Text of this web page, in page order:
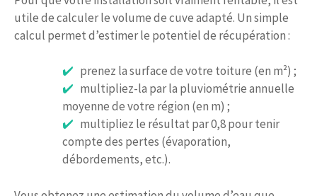
utile de calculer le volume de cuve adapté. Un simple
calcul permet d’estimer le potentiel de récupération :
prenez la surface de votre toiture (en m²) ;
multipliez-la par la pluviométrie annuelle
moyenne de votre région (en m) ;
multipliez le résultat par 0,8 pour tenir
compte des pertes (évaporation,
débordements, etc.).